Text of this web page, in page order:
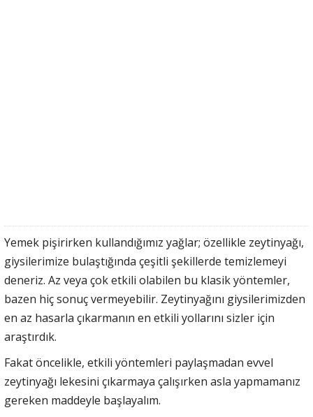
Yemek pişirirken kullandığımız yağlar; özellikle zeytinyağı,
giysilerimize bulaştığında çeşitli şekillerde temizlemeyi
deneriz. Az veya çok etkili olabilen bu klasik yöntemler,
bazen hiç sonuç vermeyebilir. Zeytinyağını giysilerimizden
en az hasarla çıkarmanın en etkili yollarını sizler için
araştırdık.
Fakat öncelikle, etkili yöntemleri paylaşmadan evvel
zeytinyağı lekesini çıkarmaya çalışırken asla yapmamanız
gereken maddeyle başlayalım.